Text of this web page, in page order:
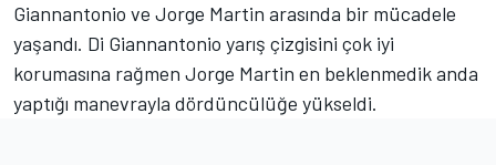
Giannantonio ve Jorge Martin arasında bir mücadele
yaşandı. Di Giannantonio yarış çizgisini çok iyi
korumasına rağmen Jorge Martin en beklenmedik anda
yaptığı manevrayla dördüncülüğe yükseldi.